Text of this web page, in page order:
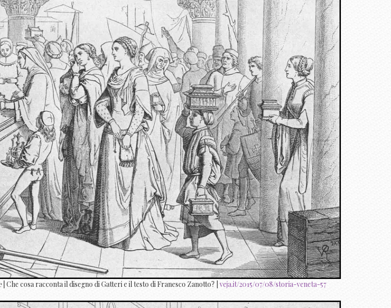
| Che cosa racconta il disegno di Gatteri e il testo di Franesco Zanotto? | veja.it/2015/07/08/storia-veneta-57